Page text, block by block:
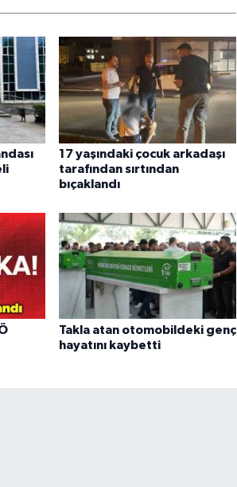
17 yaşındaki çocuk arkadaşı
tarafından sırtından
bıçaklandı
Takla atan otomobildeki genç
hayatını kaybetti